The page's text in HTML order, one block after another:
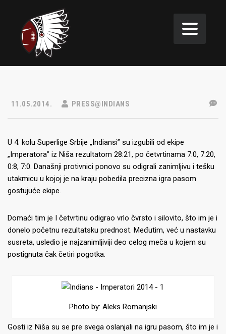
11.05.2014. PRESS@INDIANS
U 4. kolu Superlige Srbije „Indiansi” su izgubili od ekipe
„Imperatora” iz Niša rezultatom 28:21, po četvrtinama 7:0, 7:20,
0:8, 7:0. Današnji protivnici ponovo su odigrali zanimljivu i tešku
utakmicu u kojoj je na kraju pobedila precizna igra pasom
gostujuće ekipe.
Domaći tim je I četvrtinu odigrao vrlo čvrsto i silovito, što im je i
donelo početnu rezultatsku prednost. Međutim, već u nastavku
susreta, usledio je najzanimljiviji deo celog meča u kojem su
postignuta čak četiri pogotka.
Photo by: Aleks Romanjski
Gosti iz Niša su se pre svega oslanjali na igru pasom, što im je i